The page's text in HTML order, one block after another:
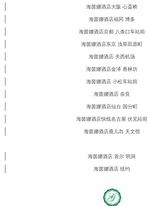
海茵娜酒店大阪 心斎桥
海茵娜酒店福冈 博多
海茵娜酒店京都 八条口车站前
海茵娜酒店东京 浅草田原町
海茵娜酒店 关西机场
海茵娜酒店金泽 香林坊
海茵娜酒店 小松车站前
海茵娜酒店 奈良
海茵娜酒店仙台 国分町
海茵娜酒店快线名古屋 伏见站前
海茵娜酒店鹿儿岛 天文馆
海茵娜酒店 首尔 明洞
海茵娜酒店 纽约